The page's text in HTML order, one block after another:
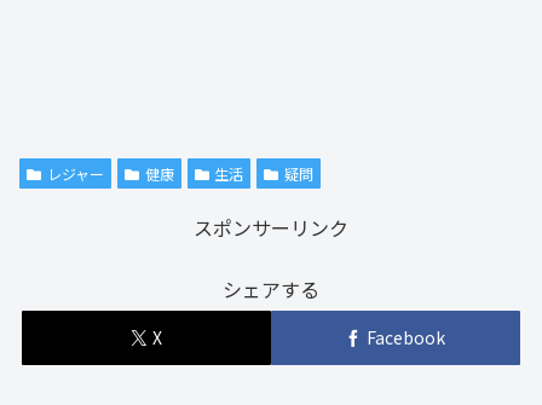
レジャー 健康 生活 疑問
スポンサーリンク
シェアする
X Facebook